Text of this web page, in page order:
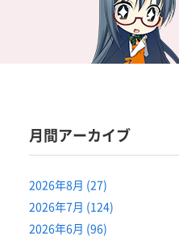
月間アーカイブ
2026年8月 (27)
2026年7月 (124)
2026年6月 (96)